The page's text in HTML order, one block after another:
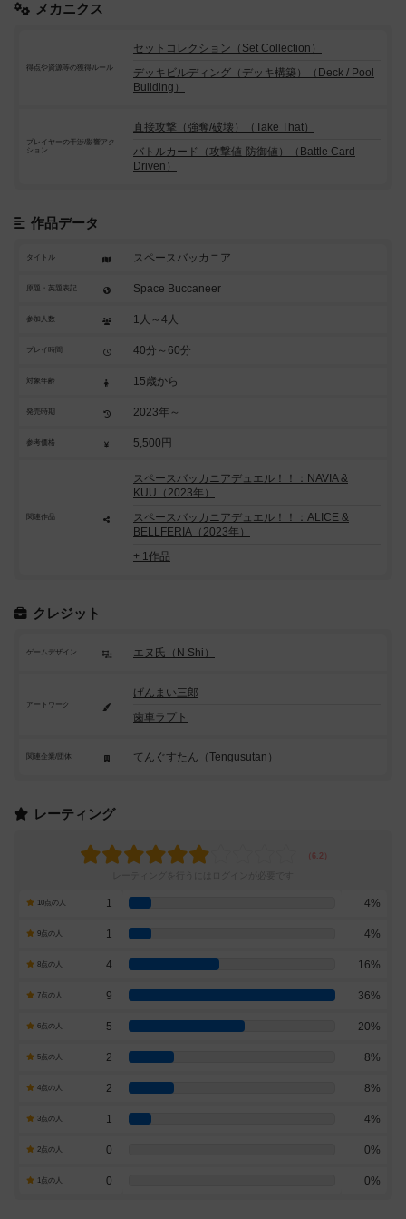
メカニクス
得点や資源等の獲得ルール
セットコレクション（Set Collection）
デッキビルディング（デッキ構築）（Deck / Pool
Building）
プレイヤーの干渉/影響アク
ション
直接攻撃（強奪/破壊）（Take That）
バトルカード（攻撃値-防御値）（Battle Card
Driven）
作品データ
タイトル スペースバッカニア
原題・英題表記 Space Buccaneer
参加人数 1人～4人
プレイ時間 40分～60分
対象年齢 15歳から
発売時期 2023年～
参考価格 5,500円
関連作品
スペースバッカニアデュエル！！：NAVIA &
KUU（2023年）
スペースバッカニアデュエル！！：ALICE &
BELLFERIA（2023年）
+ 1作品
クレジット
ゲームデザイン エヌ氏（N Shi）
アートワーク
げんまい三郎
歯車ラプト
関連企業/団体 てんぐすたん（Tengusutan）
レーティング
10点の人 1 4%
9点の人 1 4%
8点の人 4 16%
7点の人 9 36%
6点の人 5 20%
5点の人 2 8%
4点の人 2 8%
3点の人 1 4%
2点の人 0 0%
1点の人 0 0%